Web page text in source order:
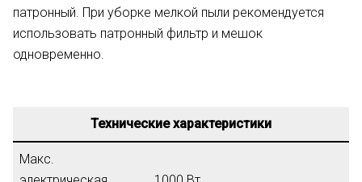
патронный. При уборке мелкой пыли рекомендуется
использовать патронный фильтр и мешок
одновременно.
Технические характеристики
Макс.